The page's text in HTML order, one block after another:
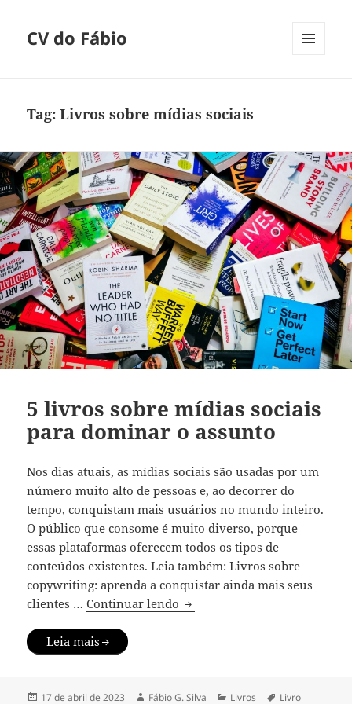
CV do Fábio
Tag:Livros sobre mídias sociais
5 livros sobre mídias sociais
para dominar o assunto
Nos dias atuais, as mídias sociais são usadas por um
número muito alto de pessoas e, ao decorrer do
tempo, conquistam mais usuários no mundo inteiro.
O público que consome é muito diverso, porque
essas plataformas oferecem todos os tipos de
conteúdos existentes. Leia também: Livros sobre
copywriting: aprenda a conquistar ainda mais seus
clientes …Continuar lendo 5 livros sobre mídias sociais
Leia mais
Publicado
17 de abril de 2023 Autor
Fábio G. Silva Categorias
Livros Tags
Livro